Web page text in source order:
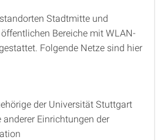
Stadtmitte und
Bereiche mit WLAN-
Folgende Netze sind hier
der Universität Stuttgart
anderer Einrichtungen der